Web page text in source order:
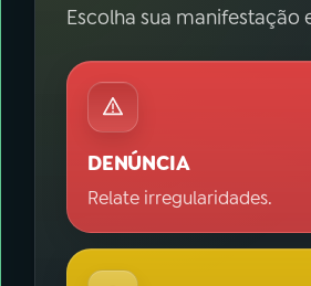
Escolha sua manifestação
DENÚNCIA
Relate irregularidades.